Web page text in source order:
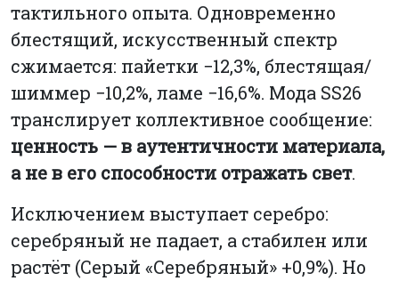
тактильного опыта. Одновременно
блестящий, искусственный спектр
сжимается: пайетки −12,3%, блестящая/
шиммер −10,2%, ламе −16,6%. Мода SS26
транслирует коллективное сообщение:
ценность — в аутентичности материала,
а не в его способности отражать свет.
Исключением выступает серебро:
серебряный не падает, а стабилен или
растёт (Серый «Серебряный» +0,9%). Но